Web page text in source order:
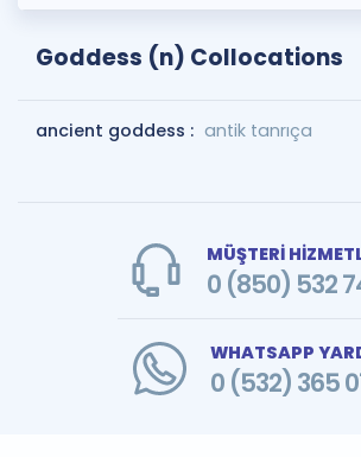
Goddess (n) Collocations
ancient goddess : antik tanrıça
MÜŞTERİ
0 (850) 532
WHATSAPP
0 (532) 365